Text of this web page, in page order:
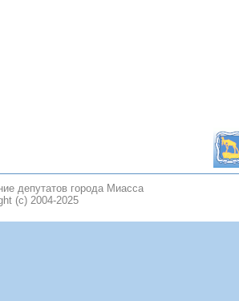
депутатов города Миасса
(c) 2004-2025